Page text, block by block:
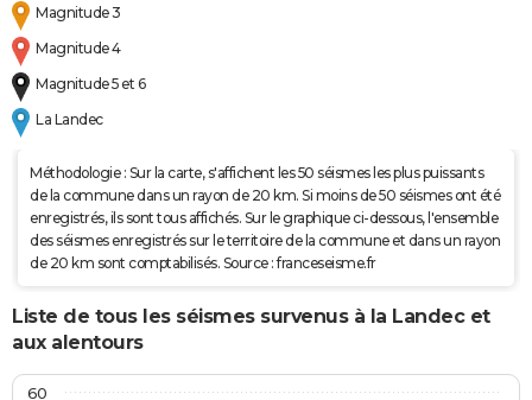
Magnitude 3
Magnitude 4
Magnitude 5 et 6
La Landec
Méthodologie : Sur la carte, s'affichent les 50 séismes les plus puissants
de la commune dans un rayon de 20 km. Si moins de 50 séismes ont été
enregistrés, ils sont tous affichés. Sur le graphique ci-dessous, l'ensemble
des séismes enregistrés sur le territoire de la commune et dans un rayon
de 20 km sont comptabilisés. Source : franceseisme.fr
Liste de tous les séismes survenus à la Landec et
aux alentours
60